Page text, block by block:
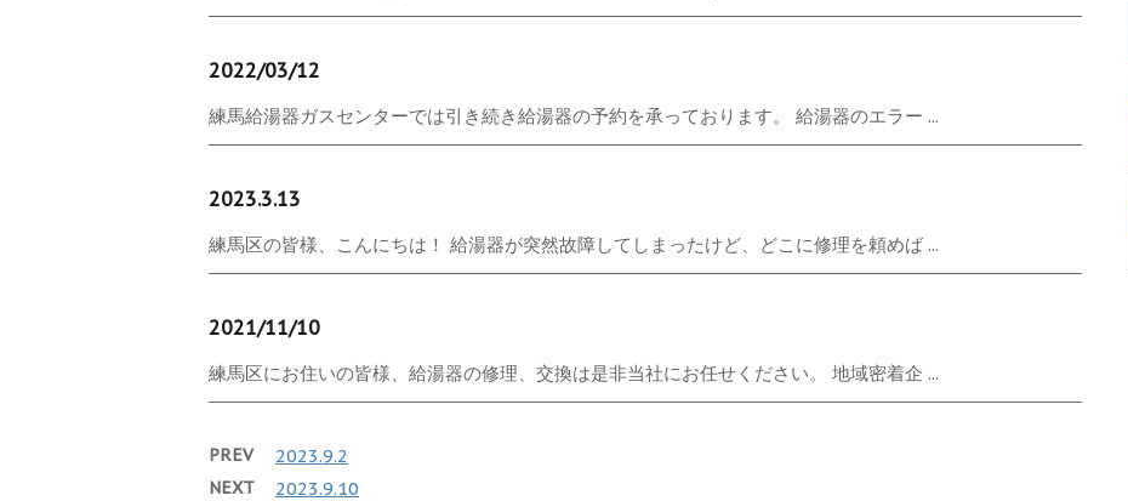
2022/03/12
練馬給湯器ガスセンターでは引き続き給湯器の予約を承っております。 給湯器のエラー ...
2023.3.13
練馬区の皆様、こんにちは！ 給湯器が突然故障してしまったけど、どこに修理を頼めば ...
2021/11/10
練馬区にお住いの皆様、給湯器の修理、交換は是非当社にお任せください。 地域密着企 ...
PREV 2023.9.2
NEXT 2023.9.10